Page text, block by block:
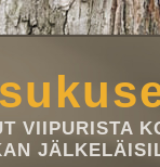
VIIPURISTA